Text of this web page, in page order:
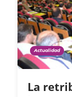
Actualidad
La